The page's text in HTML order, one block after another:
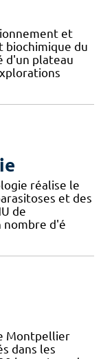
et
biochimique du
d'un plateau
réalise le
et des
de
nombre d'é
Montpellier
dans les